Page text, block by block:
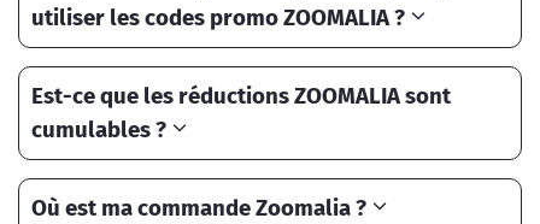
utiliser les codes promo ZOOMALIA ?
Est-ce que les réductions ZOOMALIA sont
cumulables ?
Où est ma commande Zoomalia ?